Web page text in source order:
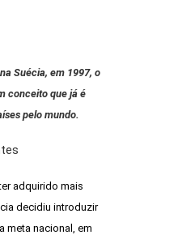
Suécia, em 1997, o
conceito que já é
pelo mundo.
adquirido mais
decidiu introduzir
meta nacional, em